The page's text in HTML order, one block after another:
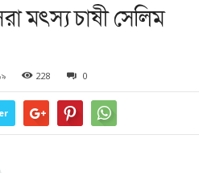
মৎস্য চাষী সেলিম
228 0